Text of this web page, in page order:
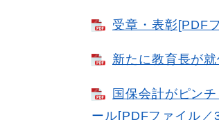
受章・表彰[PDF
新たに教育長が
国保会計がピン
ール[PDFファイル／